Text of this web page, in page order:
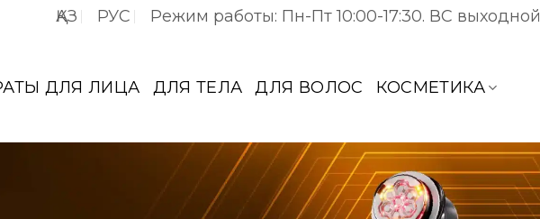
ҚАЗ РУС Режим работы: Пн-Пт 10:00-17:30. ВC выходной
ДЛЯ ЛИЦА ДЛЯ ТЕЛА ДЛЯ ВОЛОС КОСМЕТИКА